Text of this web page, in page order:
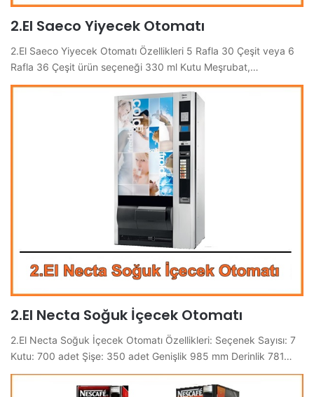
2.El Saeco Yiyecek Otomatı
2.El Saeco Yiyecek Otomatı Özellikleri 5 Rafla 30 Çeşit veya 6
Rafla 36 Çeşit ürün seçeneği 330 ml Kutu Meşrubat,…
2.El Necta Soğuk İçecek Otomatı
2.El Necta Soğuk İçecek Otomatı Özellikleri: Seçenek Sayısı: 7
Kutu: 700 adet Şişe: 350 adet Genişlik 985 mm Derinlik 781…